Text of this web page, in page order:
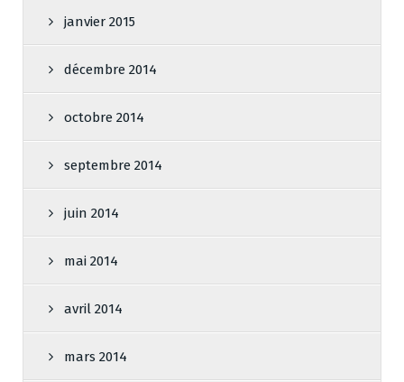
janvier 2015
décembre 2014
octobre 2014
septembre 2014
juin 2014
mai 2014
avril 2014
mars 2014